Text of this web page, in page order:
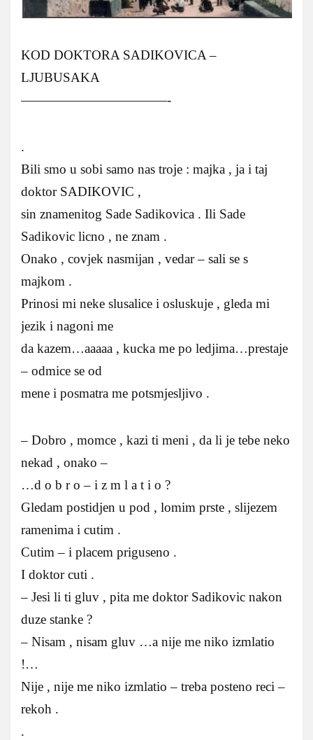
KOD DOKTORA SADIKOVICA –
LJUBUSAKA
———————————-
.
Bili smo u sobi samo nas troje : majka , ja i taj
doktor SADIKOVIC ,
sin znamenitog Sade Sadikovica . Ili Sade
Sadikovic licno , ne znam .
Onako , covjek nasmijan , vedar – sali se s
majkom .
Prinosi mi neke slusalice i osluskuje , gleda mi
jezik i nagoni me
da kazem…aaaaa , kucka me po ledjima…prestaje
– odmice se od
mene i posmatra me potsmjesljivo .
– Dobro , momce , kazi ti meni , da li je tebe neko
nekad , onako –
…d o b r o – i z m l a t i o ?
Gledam postidjen u pod , lomim prste , slijezem
ramenima i cutim .
Cutim – i placem priguseno .
I doktor cuti .
– Jesi li ti gluv , pita me doktor Sadikovic nakon
duze stanke ?
– Nisam , nisam gluv …a nije me niko izmlatio
!…
Nije , nije me niko izmlatio – treba posteno reci –
rekoh .
.